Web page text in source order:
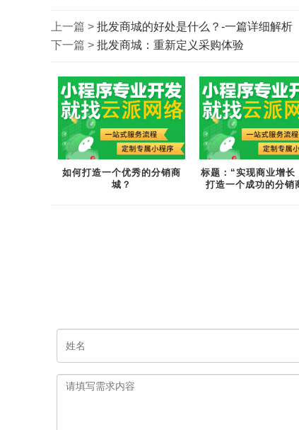
上一篇 > 批发商城的好处是什么？-一篇详细解析
下一篇 > 批发商城：重新定义采购体验
如何打造一个优秀的分销商
城？
标题：“实现商业增长
打造一个成功的分销